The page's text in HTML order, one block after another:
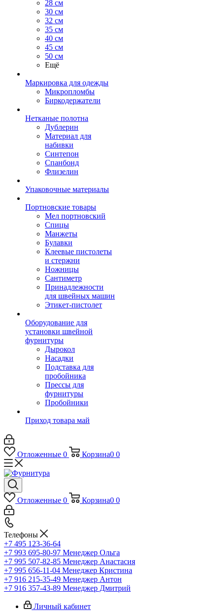
28 см
30 см
32 см
35 см
40 см
45 см
50 см
Ещё
Маркировка для одежды
Микропломбы
Биркодержатели
Нетканые полотна
Дублерин
Материал для
набивки
Синтепон
Спанбонд
Флизелин
Упаковочные материалы
Портновские товары
Мел портновский
Спицы
Манжеты
Булавки
Клеевые пистолеты
и стержни
Ножницы
Сантиметр
Принадлежности
для швейных машин
Этикет-пистолет
Оборудование для
установки швейной
фурнитуры
Дырокол
Насадки
Подставка для
пробойника
Прессы для
фурнитуры
Пробойники
Приход товара май
Отложенные 0 Корзина0 0
Отложенные 0 Корзина0 0
Телефоны
+7 495 123-36-64
+7 993 695-80-97 Менеджер Ольга
+7 995 507-82-85 Менеджер Анастасия
+7 995 656-11-04 Менеджер Кристина
+7 916 215-35-49 Менеджер Антон
+7 916 357-43-89 Менеджер Дмитрий
Личный кабинет